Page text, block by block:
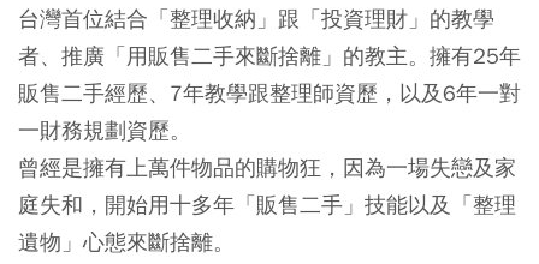
台灣首位結合「整理收納」跟「投資理財」的教學
者、推廣「用販售二手來斷捨離」的教主。擁有25年
販售二手經歷、7年教學跟整理師資歷，以及6年一對
一財務規劃資歷。
曾經是擁有上萬件物品的購物狂，因為一場失戀及家
庭失和，開始用十多年「販售二手」技能以及「整理
遺物」心態來斷捨離。